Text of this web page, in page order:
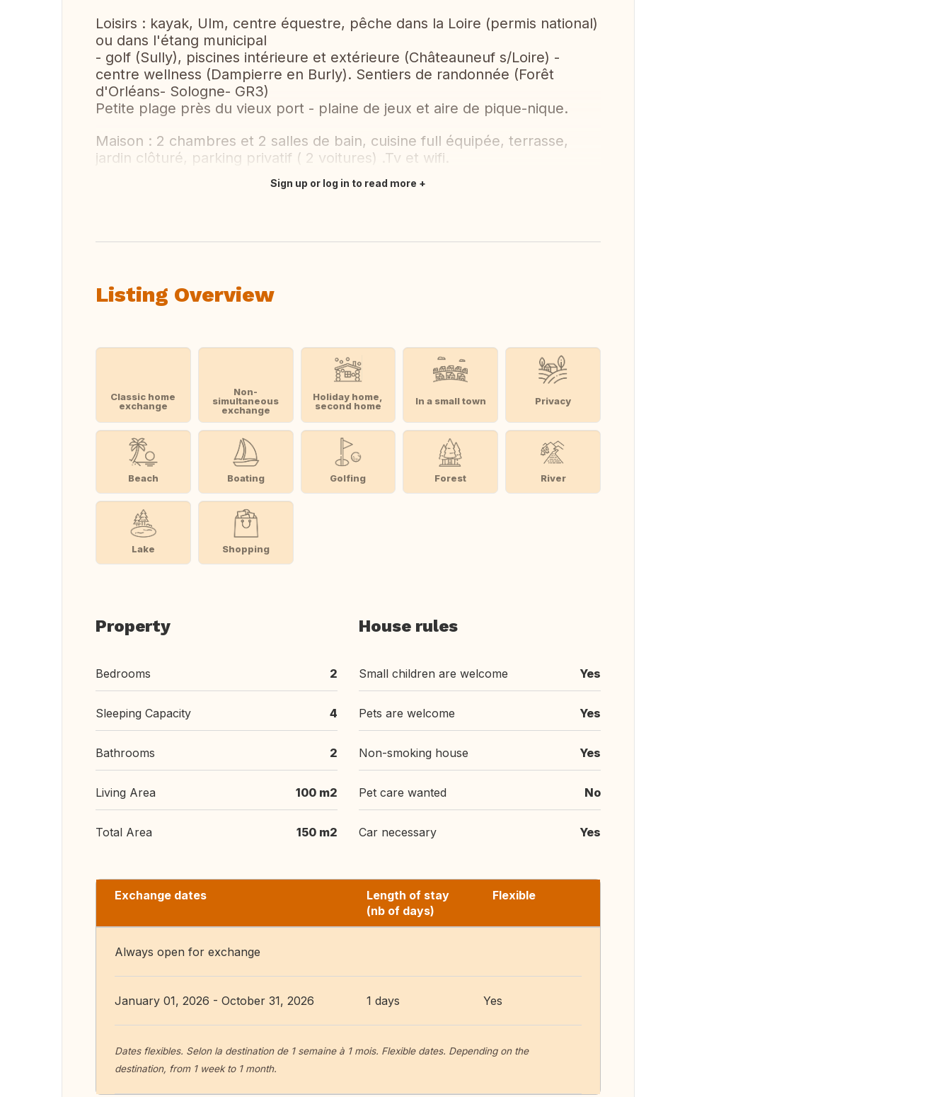
Loisirs : kayak, Ulm, centre équestre, pêche dans la Loire (permis national)
ou dans l'étang municipal
- golf (Sully), piscines intérieure et extérieure (Châteauneuf s/Loire) -
centre wellness (Dampierre en Burly). Sentiers de randonnée (Forêt
d'Orléans- Sologne- GR3)
Petite plage près du vieux port - plaine de jeux et aire de pique-nique.
Maison : 2 chambres et 2 salles de bain, cuisine full équipée, terrasse,
jardin clôturé, parking privatif ( 2 voitures) .Tv et wifi.
Sign up or log in to read more
Listing Overview
Classic home
exchange
Non-
simultaneous
exchange
Holiday home,
second home
In a small town Privacy
Beach Boating Golfing Forest River
Lake Shopping
Property
Bedrooms 2
Sleeping Capacity 4
Bathrooms 2
Living Area 100 m2
Total Area 150 m2
House rules
Small children are welcome Yes
Pets are welcome Yes
Non-smoking house Yes
Pet care wanted No
Car necessary Yes
Exchange dates
Length of stay
(nb of days)
Flexible
Always open for exchange
January 01, 2026 - October 31, 2026 1 days Yes
Dates flexibles. Selon la destination de 1 semaine à 1 mois. Flexible dates. Depending on the
destination, from 1 week to 1 month.